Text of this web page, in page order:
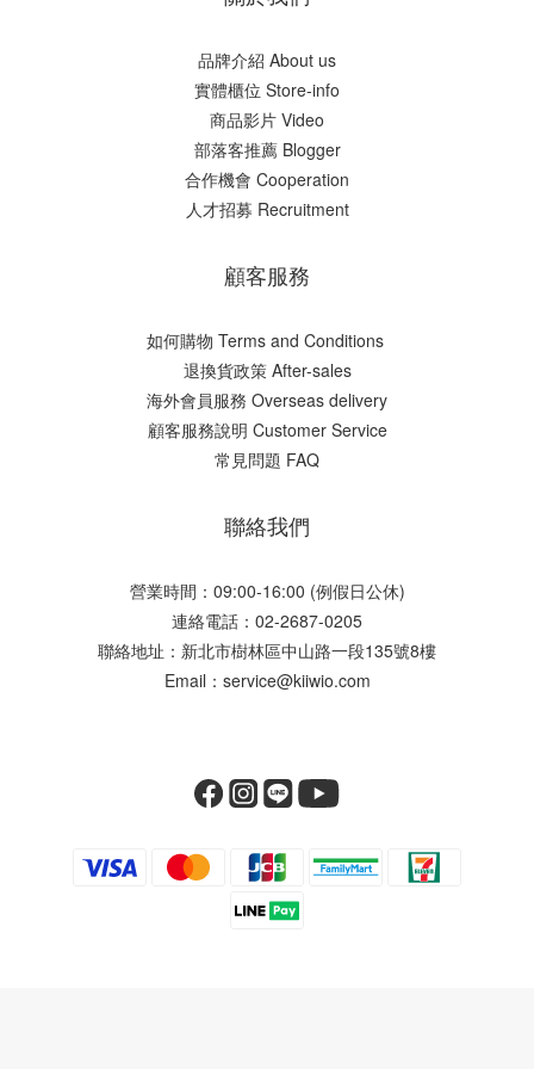
品牌介紹 About us
實體櫃位 Store-info
商品影片 Video
部落客推薦 Blogger
合作機會 Cooperation
人才招募 Recruitment
顧客服務
如何購物 Terms and Conditions
​退換貨政策 After-sales
海外會員服務 Overseas delivery
顧客服務說明 Customer Service
常見問題 FAQ
聯絡我們
營業時間：09:00-16:00 (例假日公休)
連絡電話：02-2687-0205
聯絡地址：新北市樹林區中山路一段135號8樓
Email：service@kiiwio.com